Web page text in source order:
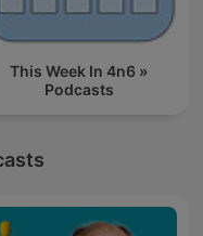
This Week In 4n6 »
Podcasts